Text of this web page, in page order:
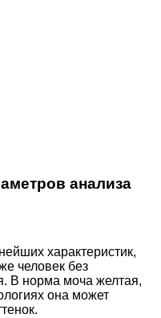
анализа
характеристик,
человек без
В норма моча желтая,
она может